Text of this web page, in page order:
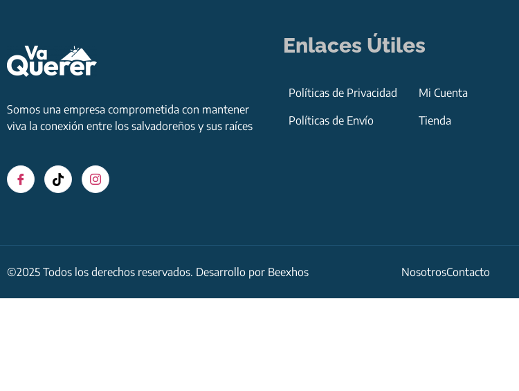
Somos una empresa comprometida con mantener
viva la conexión entre los salvadoreños y sus raíces
Enlaces Útiles
Políticas de Privacidad
Políticas de Envío
Mi Cuenta
Tienda
©2025 Todos los derechos reservados. Desarrollo por Beexhos NosotrosContacto